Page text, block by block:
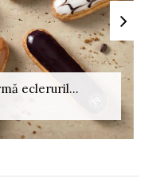
ecleruril...